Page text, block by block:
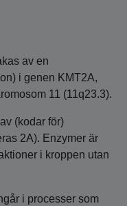
av en
i genen KMT2A,
11 (11q23.3).
(kodar för)
2A). Enzymer är
i kroppen utan
i processer som